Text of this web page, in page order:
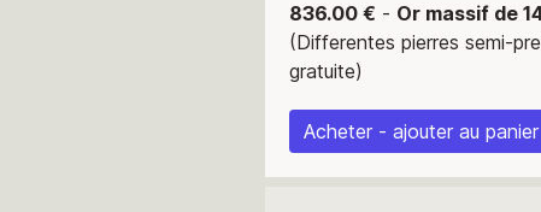
836.00 € - Or massif de
(Differentes pierres semi-
gratuite)
Acheter - ajouter au panier